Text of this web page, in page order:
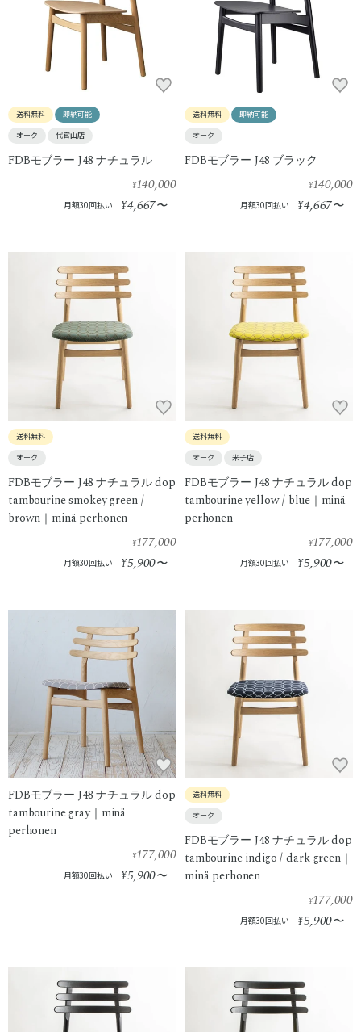
送料無料
即納可能
オーク
代官山店
FDBモブラー J48 ナチュラル
¥140,000
月額30回払い ¥4,667〜
送料無料
即納可能
オーク
FDBモブラー J48 ブラック
¥140,000
月額30回払い ¥4,667〜
送料無料
オーク
FDBモブラー J48 ナチュラル dop
tambourine smokey green /
brown｜minä perhonen
¥177,000
月額30回払い ¥5,900〜
送料無料
オーク
米子店
FDBモブラー J48 ナチュラル dop
tambourine yellow / blue｜minä
perhonen
¥177,000
月額30回払い ¥5,900〜
FDBモブラー J48 ナチュラル dop
tambourine gray｜minä
perhonen
¥177,000
月額30回払い ¥5,900〜
送料無料
オーク
FDBモブラー J48 ナチュラル dop
tambourine indigo / dark green｜
minä perhonen
¥177,000
月額30回払い ¥5,900〜